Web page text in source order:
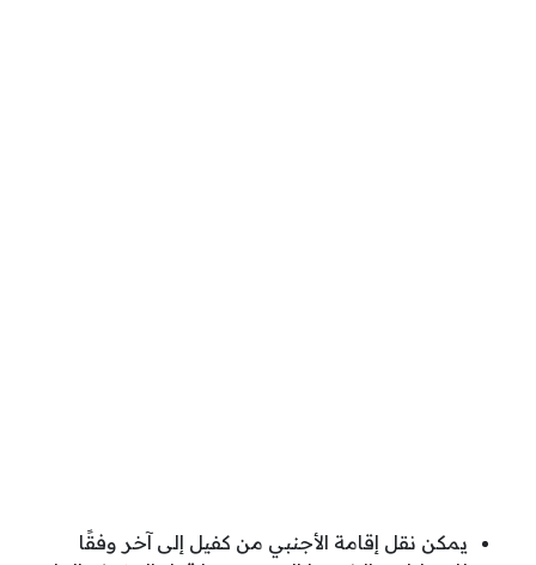
يمكن نقل إقامة الأجنبي من كفيل إلى آخر وفقًا